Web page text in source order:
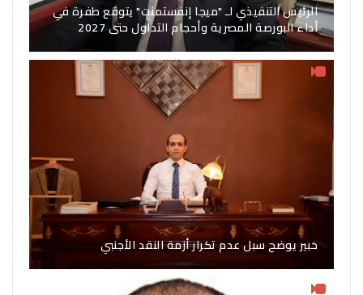
الرئيس التنفيذي لـ "ميجا إنفستمنت" يتوقع طفرة في
أداء البورصة المصرية وأحجام التداول حتى 2027
خبير يوضح سبل عدم تكرار أزمة النقد الأجنبي